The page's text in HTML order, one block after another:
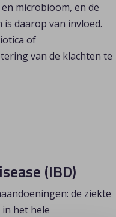
microbioom, en de
daarop van invloed.
of
van de klachten te
(IBD)
de ziekte
het hele